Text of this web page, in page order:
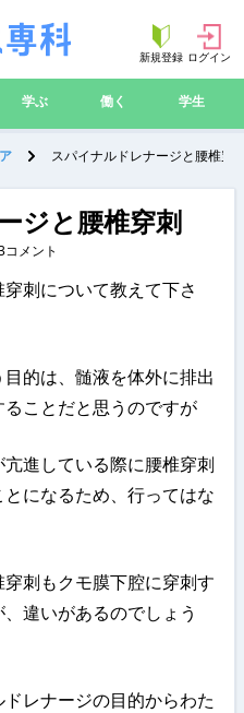
新規登録 ログイン
学ぶ 働く 学生
スパイナルドレナージと腰椎穿
ジと腰椎穿刺
コメント
刺について教えて下さ
的は、髄液を体外に排出
ことだと思うのですが
進している際に腰椎穿刺
になるため、行ってはな
刺もクモ膜下腔に穿刺す
違いがあるのでしょう
レナージの目的からわた